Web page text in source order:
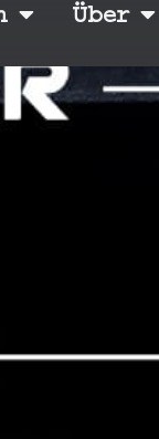
Über